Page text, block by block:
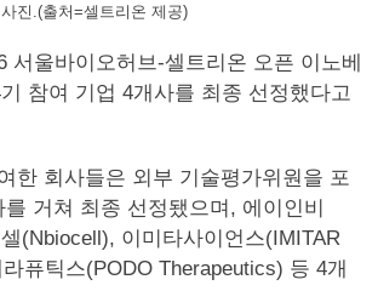
진.(출처=셀트리온 제공)
서울바이오허브-셀트리온 오픈 이노베
참여 기업 4개사를 최종 선정했다고
한 회사들은 외부 기술평가위원을 포
거쳐 최종 선정됐으며, 에이인비
(Nbiocell), 이미타사이언스(IMITAR
퓨틱스(PODO Therapeutics) 등 4개